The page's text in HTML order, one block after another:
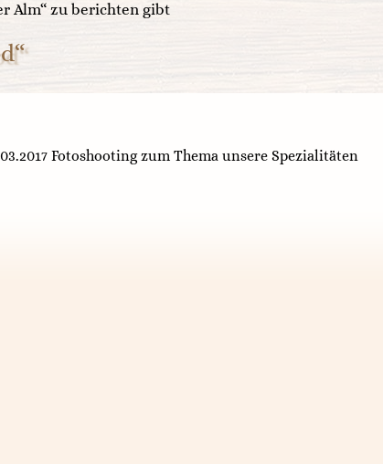
Alm“ zu berichten gibt
Fotoshooting zum Thema unsere Spezialitäten